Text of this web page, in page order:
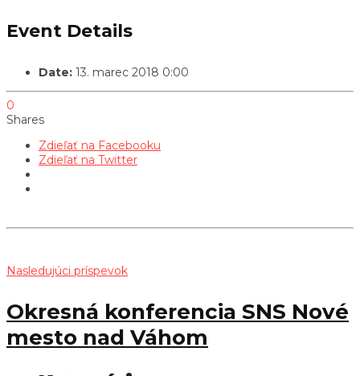
Event Details
Date: 13. marec 2018 0:00
0
Shares
Zdieľať na Facebooku
Zdieľať na Twitter
Nasledujúci príspevok
Okresná konferencia SNS Nové
mesto nad Váhom